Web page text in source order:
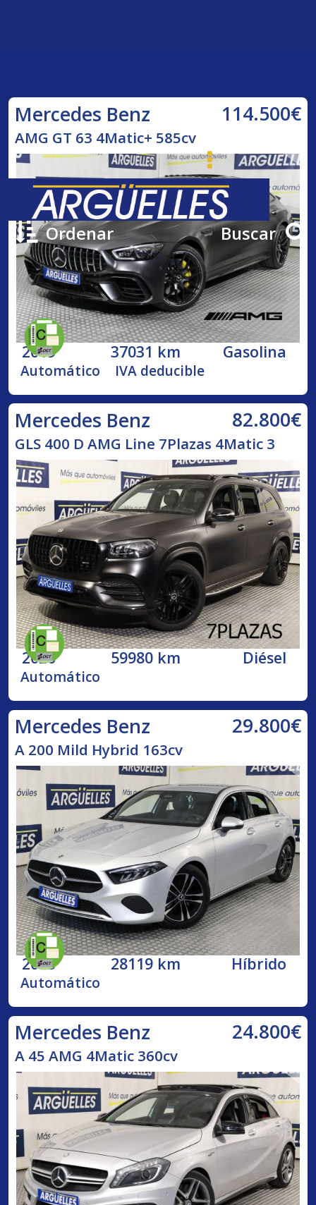
Ordenar Buscar
Mercedes Benz 114.500€
AMG GT 63 4Matic+ 585cv
2019 37031 km Gasolina
Automático IVA deducible
Mercedes Benz 82.800€
GLS 400 D AMG Line 7Plazas 4Matic 3
2020 59980 km Diésel
Automático
Mercedes Benz 29.800€
A 200 Mild Hybrid 163cv
2023 28119 km Híbrido
Automático
Mercedes Benz 24.800€
A 45 AMG 4Matic 360cv